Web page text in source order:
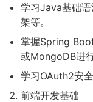
学习Java基础
架等。
掌握Spring
或MongoDB进
学习OAuth2安
前端开发基础